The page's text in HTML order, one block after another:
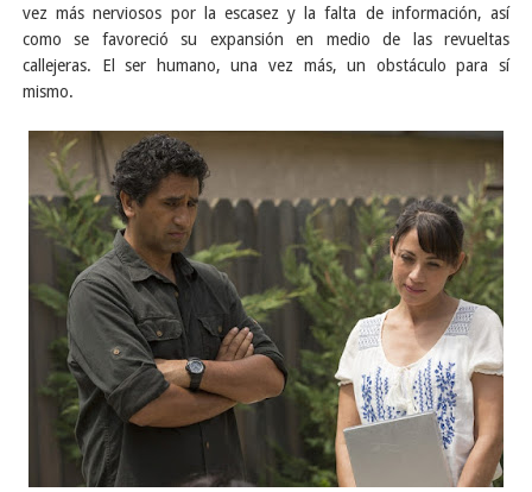
vez más nerviosos por la escasez y la falta de información, así
como se favoreció su expansión en medio de las revueltas
callejeras. El ser humano, una vez más, un obstáculo para sí
mismo.